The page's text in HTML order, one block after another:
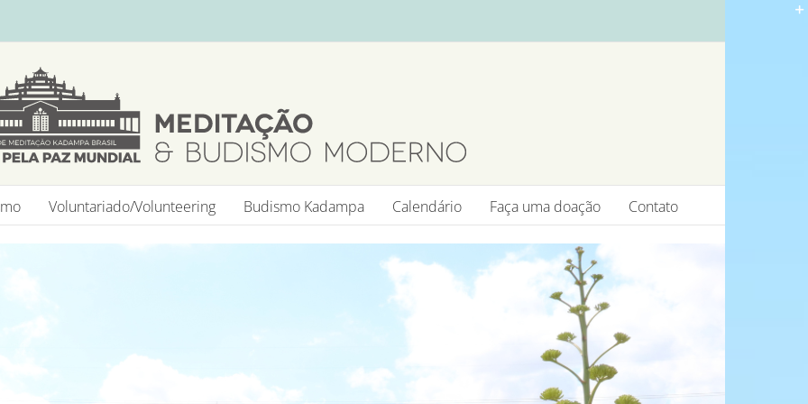
Voluntariado/Volunteering Budismo Kadampa Calendário Faça uma doação Contato